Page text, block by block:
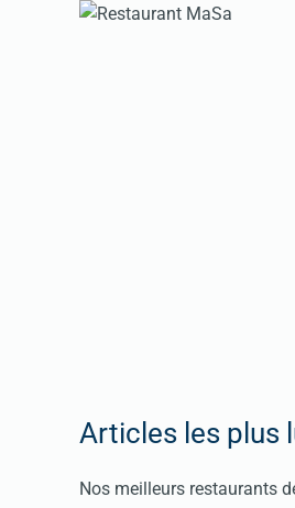
Articles les plus
Nos meilleurs restaurants